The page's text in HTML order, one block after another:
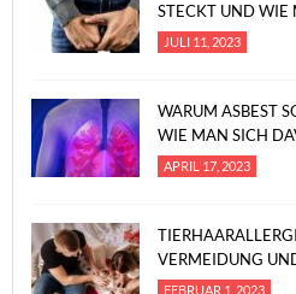
STECKT UND
JULI 11, 2023
WARUM ASBEST
WIE MAN SICH
APRIL 17, 2023
VERMEIDUNG
FEBRUAR 1, 2023